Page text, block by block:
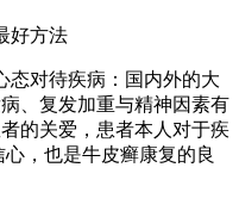
态对待疾病：国内外的大
、复发加重与精神因素有
的关爱，患者本人对于疾
，也是牛皮癣康复的良